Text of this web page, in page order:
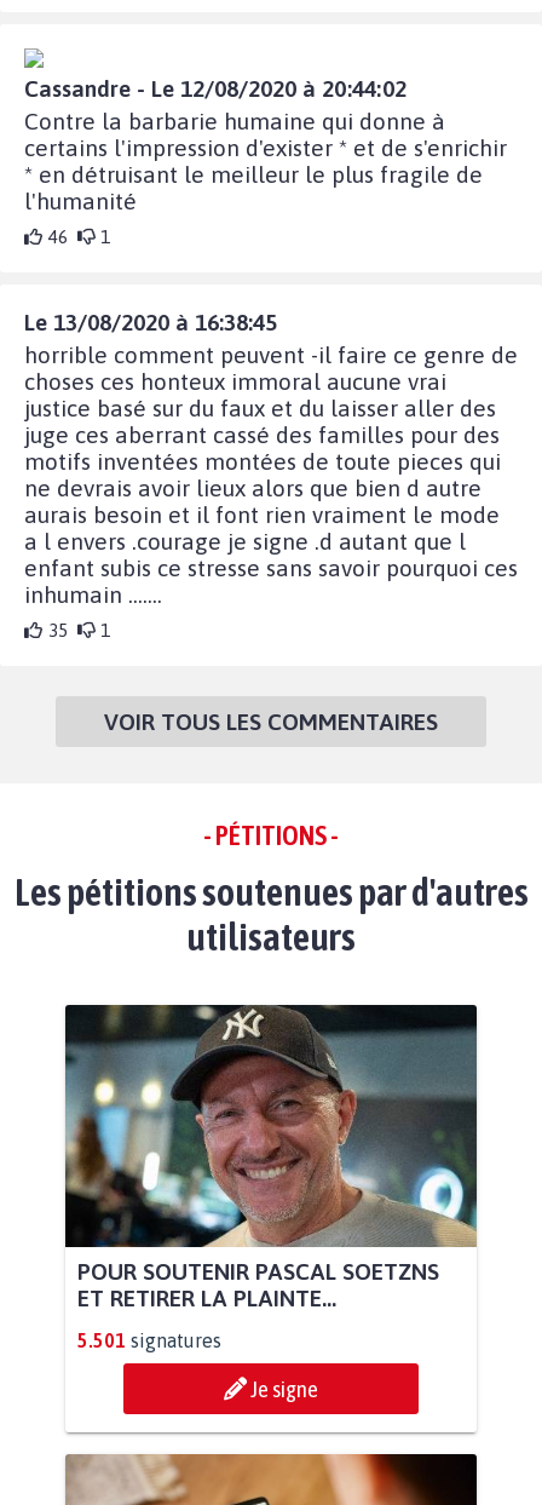
Cassandre - Le 12/08/2020 à 20:44:02
Contre la barbarie humaine qui donne à
certains l'impression d'exister * et de s'enrichir
* en détruisant le meilleur le plus fragile de
l'humanité
46 1
Le 13/08/2020 à 16:38:45
horrible comment peuvent -il faire ce genre de
choses ces honteux immoral aucune vrai
justice basé sur du faux et du laisser aller des
juge ces aberrant cassé des familles pour des
motifs inventées montées de toute pieces qui
ne devrais avoir lieux alors que bien d autre
aurais besoin et il font rien vraiment le mode
a l envers .courage je signe .d autant que l
enfant subis ce stresse sans savoir pourquoi ces
inhumain .......
35 1
VOIR TOUS LES COMMENTAIRES
- PÉTITIONS -
Les pétitions soutenues par d'autres
utilisateurs
POUR SOUTENIR PASCAL SOETZNS
ET RETIRER LA PLAINTE...
5.501 signatures
Je signe